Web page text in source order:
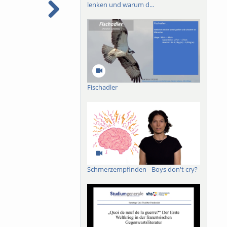
lenken und warum d...
Fischadler
Schmerzempfinden - Boys don't cry?